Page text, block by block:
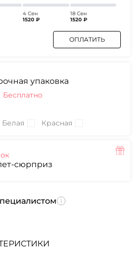
4 Сен
1520 ₽
18 Сен
1520 ₽
ОПЛАТИТЬ
упаковка
Бесплатно
Белая Красная
сюрприз